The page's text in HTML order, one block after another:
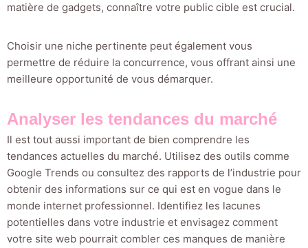
matière de gadgets, connaître votre public cible est crucial.
Choisir une niche pertinente peut également vous
permettre de réduire la concurrence, vous offrant ainsi une
meilleure opportunité de vous démarquer.
Analyser les tendances du marché
Il est tout aussi important de bien comprendre les
tendances actuelles du marché. Utilisez des outils comme
Google Trends ou consultez des rapports de l’industrie pour
obtenir des informations sur ce qui est en vogue dans le
monde internet professionnel. Identifiez les lacunes
potentielles dans votre industrie et envisagez comment
votre site web pourrait combler ces manques de manière